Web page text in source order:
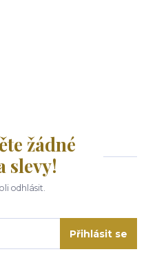
žádné
slevy!
odhlásit.
Přihlásit se